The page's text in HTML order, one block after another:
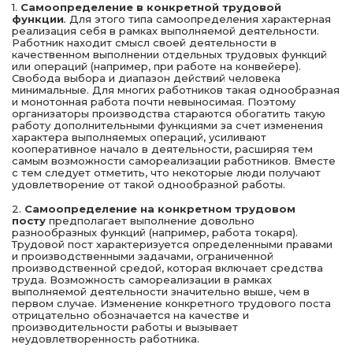
1. Самоопределение в конкретной трудовой
функции. Для этого типа самоопределения характерная
реализация себя в рамках выполняемой деятельности.
Работник находит смысл своей деятельности в
качественном выполнении отдельных трудовых функций
или операций (например, при работе на конвейере).
Свобода выбора и диапазон действий человека
минимальные. Для многих работников такая однообразная
и монотонная работа почти невыносимая. Поэтому
организаторы производства стараются обогатить такую
работу дополнительными функциями за счет изменения
характера выполняемых операций, усиливают
кооперативное начало в деятельности, расширяя тем
самым возможности самореализации работников. Вместе
с тем следует отметить, что некоторые люди получают
удовлетворение от такой однообразной работы.
2. Самоопределение на конкретном трудовом
посту предполагает выполнение довольно
разнообразных функций (например, работа токаря).
Трудовой пост характеризуется определенными правами
и производственными задачами, ограниченной
производственной средой, которая включает средства
труда. Возможность самореализации в рамках
выполняемой деятельности значительно выше, чем в
первом случае. Изменение конкретного трудового поста
отрицательно обозначается на качестве и
производительности работы и вызывает
неудовлетворенность работника.